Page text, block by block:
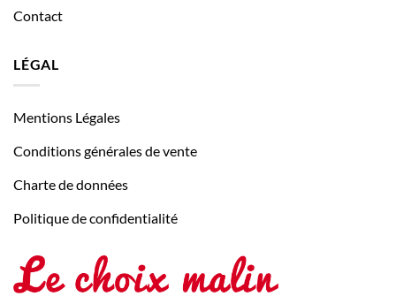
Contact
LÉGAL
Mentions Légales
Conditions générales de vente
Charte de données
Politique de confidentialité